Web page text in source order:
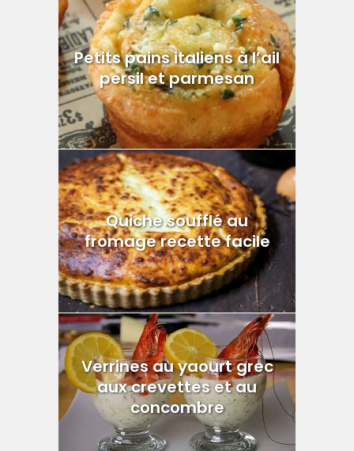
Petits pains italiens à l’ail
persil et parmesan
Quiche soufflé au
fromage recette facile
Verrines au yaourt grec
aux crevettes et au
concombre